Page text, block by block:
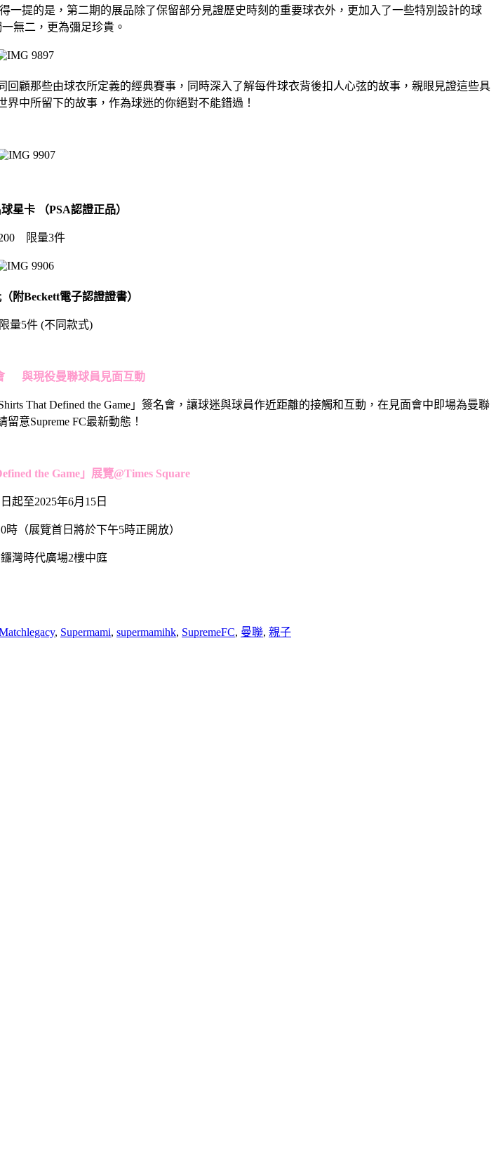
一提的是，第二期的展品除了保留部分見證歷史時刻的重要球衣外，更加入了一些特別設計的球
無二，更為彌足珍貴。
顧那些由球衣所定義的經典賽事，同時深入了解每件球衣背後扣人心弦的故事，親眼見證這些具
中所留下的故事，作為球迷的你絕對不能錯過！
星卡 （PSA認證正品）
限量3件
（附Beckett電子認證證書）
量5件 (不同款式)
與現役曼聯球員見面互動
That Defined the Game」簽名會，讓球迷與球員作近距離的接觸和互動，在見面會中即場為曼聯
意Supreme FC最新動態！
the Game」展覽@Times Square
起至2025年6月15日
（展覽首日將於下午5時正開放）
灣時代廣場2樓中庭
, Supermami, supermamihk, SupremeFC, 曼聯, 親子